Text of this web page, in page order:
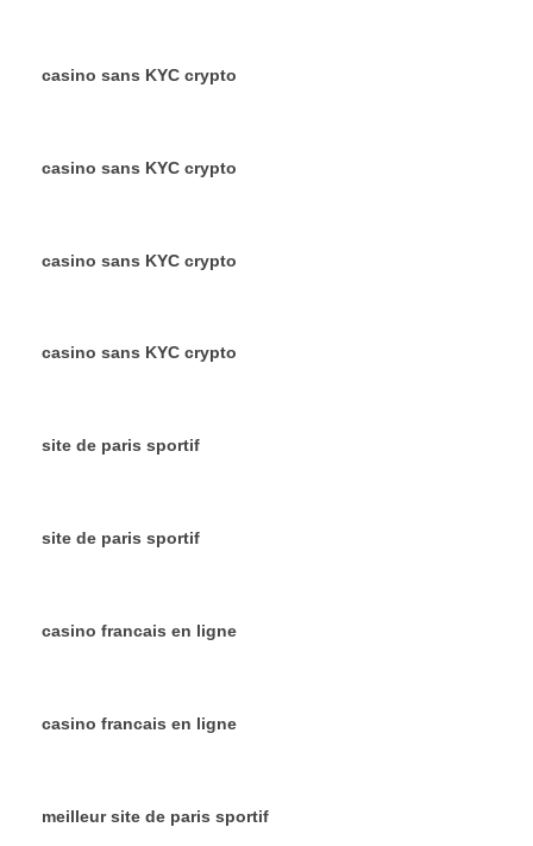
casino sans KYC crypto
casino sans KYC crypto
casino sans KYC crypto
casino sans KYC crypto
site de paris sportif
site de paris sportif
casino francais en ligne
casino francais en ligne
meilleur site de paris sportif